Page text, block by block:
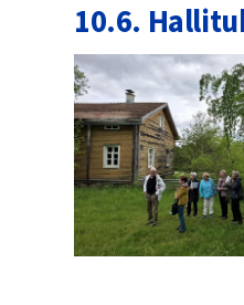
10.6.